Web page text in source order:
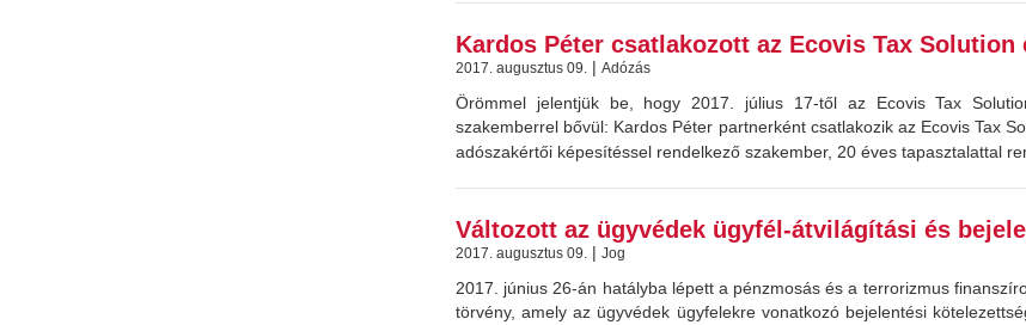
Kardos Péter csatlakozott az Ecovis Tax Solution
2017. augusztus 09. | Adózás
Örömmel jelentjük be, hogy 2017. július 17-től az Ecovis Tax
szakemberrel bővül: Kardos Péter partnerként csatlakozik az Ecovis Tax
adószakértői képesítéssel rendelkező szakember, 20 éves tapasztalattal
Változott az ügyvédek ügyfél-átvilágítási és
2017. augusztus 09. | Jog
2017. június 26-án hatályba lépett a pénzmosás és a terrorizmus
törvény, amely az ügyvédek ügyfelekre vonatkozó bejelentési